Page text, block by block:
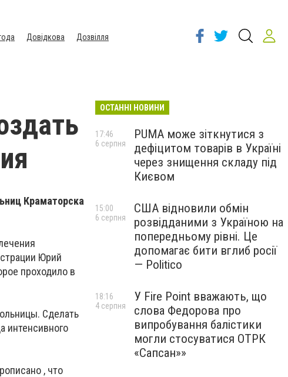
Довідкова
Дозвілля
Краматорска
Юрий
проходило в
Сделать
интенсивного
, что
ОСТАННІ НОВИНИ
PUMA може зіткнутися з
дефіцитом товарів в Україні
через знищення складу під
Києвом
17:46
6 серпня
США відновили обмін
розвідданими з Україною на
попередньому рівні. Це
допомагає бити вглиб росії
— Politico
15:00
6 серпня
У Fire Point вважають, що
слова Федорова про
випробування балістики
могли стосуватися ОТРК
«Сапсан»»
18:16
4 серпня